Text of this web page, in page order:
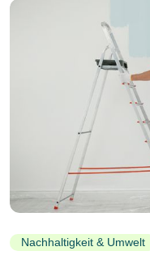
Nachhaltigkeit & Umwelt